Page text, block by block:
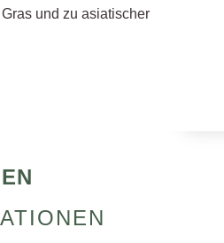
und zu asiatischer